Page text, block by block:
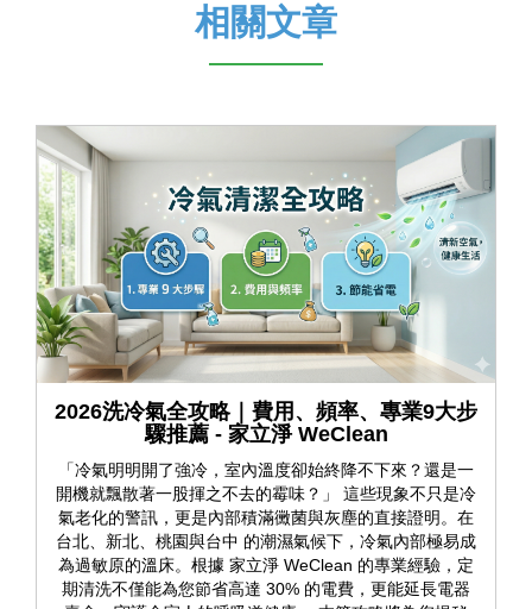
相關文章
2026洗冷氣全攻略｜費用、頻率、專業9大步
驟推薦 - 家立淨 WeClean
「冷氣明明開了強冷，室內溫度卻始終降不下來？還是一
開機就飄散著一股揮之不去的霉味？」 這些現象不只是冷
氣老化的警訊，更是內部積滿黴菌與灰塵的直接證明。在
台北、新北、桃園與台中 的潮濕氣候下，冷氣內部極易成
為過敏原的溫床。根據 家立淨 WeClean 的專業經驗，定
期清洗不僅能為您節省高達 30% 的電費，更能延長電器